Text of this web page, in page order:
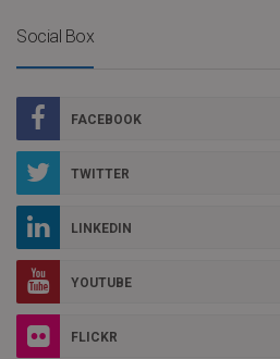
Social Box
FACEBOOK
TWITTER
LINKEDIN
YOUTUBE
FLICKR